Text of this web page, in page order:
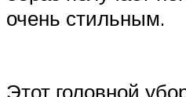
очень стильным.
Этот головной